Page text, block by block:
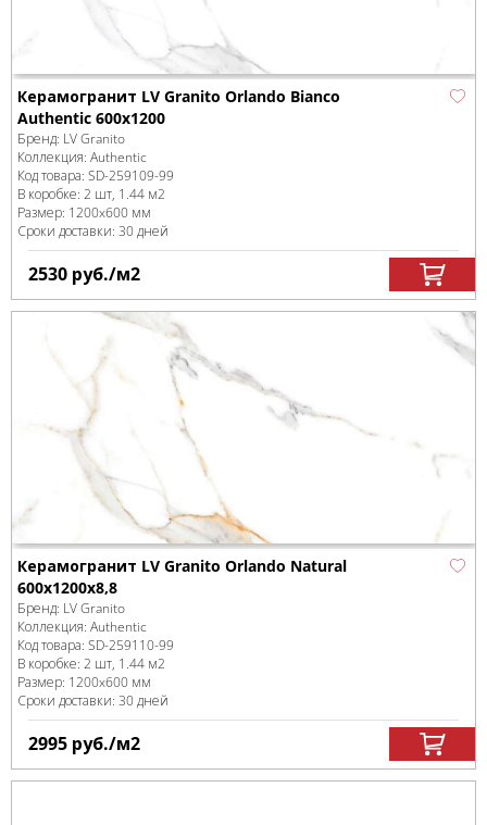
Керамогранит LV Granito Orlando Bianco
Authentic 600x1200
Бренд: LV Granito
Коллекция: Authentic
Код товара: SD-259109-99
В коробке: 2 шт, 1.44 м2
Размер: 1200x600 мм
Сроки доставки: 30 дней
2530 руб./м2
Керамогранит LV Granito Orlando Natural
600x1200х8,8
Бренд: LV Granito
Коллекция: Authentic
Код товара: SD-259110-99
В коробке: 2 шт, 1.44 м2
Размер: 1200x600 мм
Сроки доставки: 30 дней
2995 руб./м2